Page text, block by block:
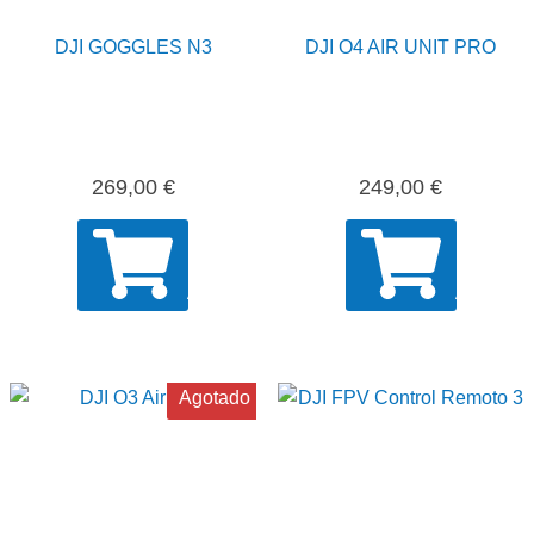
DJI GOGGLES N3
269,00 €
AÑADIR
DJI O4 AIR UNIT PRO
249,00€
AÑADIR
Agotado